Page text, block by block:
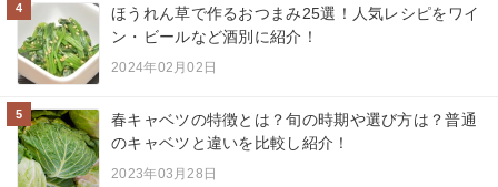
4
ほうれん草で作るおつまみ25選！人気レシピをワイ
ン・ビールなど酒別に紹介！
2024年02月02日
5
春キャベツの特徴とは？旬の時期や選び方は？普通
のキャベツと違いを比較し紹介！
2023年03月28日